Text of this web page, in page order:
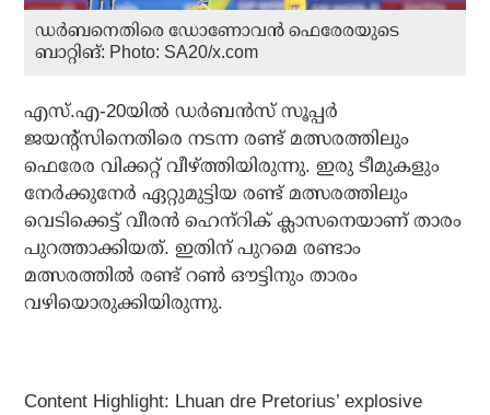
ഡര്‍ബനെതിരെ ഡോണോവന്‍ ഫെരേരയുടെ
ബാറ്റിങ്: Photo: SA20/x.com
എസ്.എ-20യില്‍ ഡര്‍ബന്‍സ് സൂപ്പര്‍
ജയന്റ്‌സിനെതിരെ നടന്ന രണ്ട് മത്സരത്തിലും
ഫെരേര വിക്കറ്റ് വീഴ്ത്തിയിരുന്നു. ഇരു ടീമുകളും
നേര്‍ക്കുനേര്‍ ഏറ്റുമുട്ടിയ രണ്ട് മത്സരത്തിലും
വെടിക്കെട്ട് വീരന്‍ ഹെന്‌റിക് ക്ലാസനെയാണ് താരം
പുറത്താക്കിയത്. ഇതിന് പുറമെ രണ്ടാം
മത്സരത്തില്‍ രണ്ട് റണ്‍ ഔട്ടിനും താരം
വഴിയൊരുക്കിയിരുന്നു.
Content Highlight: Lhuan dre Pretorius’ explosive